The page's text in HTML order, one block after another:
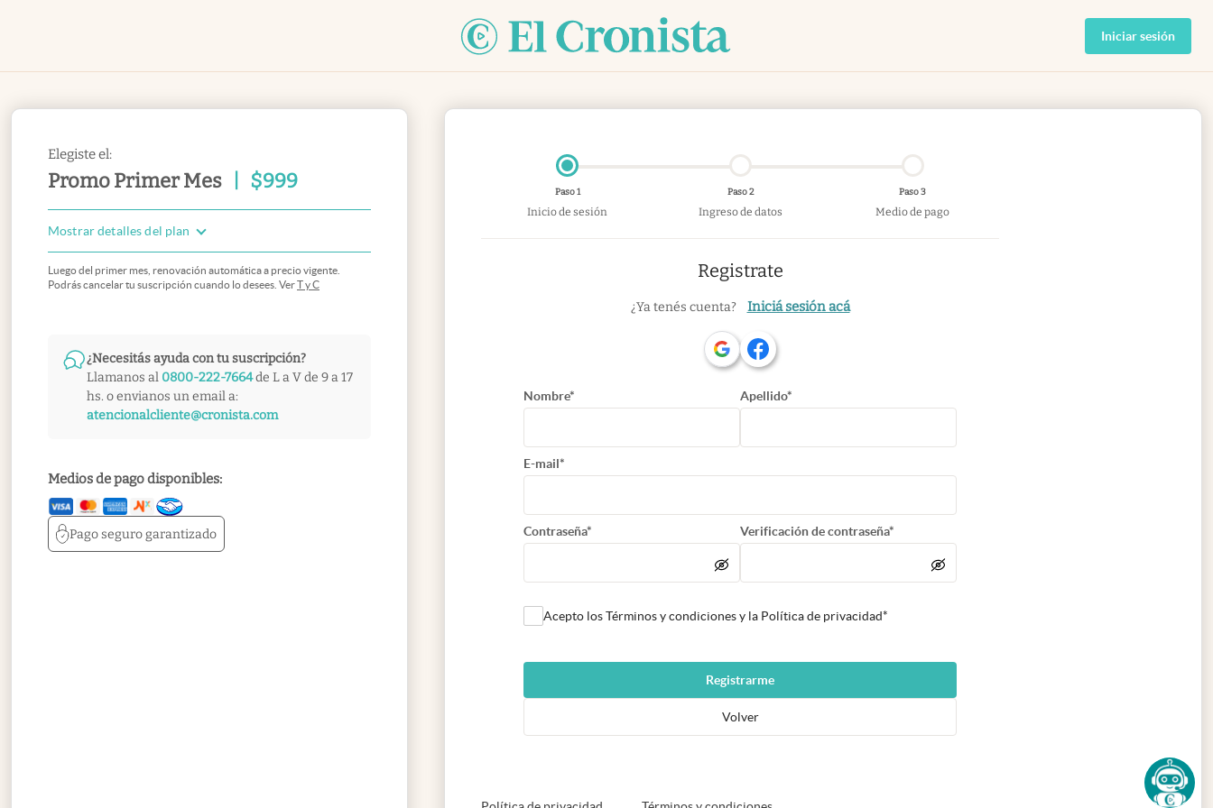
Iniciar sesión
Elegiste el:
Promo Primer Mes $999
Mostrar detalles del plan
Luego del primer mes, renovación automática a precio vigente.
Podrás cancelar tu suscripción cuando lo desees. VerT y C
¿Necesitás ayuda con tu suscripción?
Llamanos al 0800-222-7664de L a V de 9 a 17
hs. o envianos un email a:
atencionalcliente@cronista.com
Medios de pago disponibles:
Pago segurogarantizado
Paso 1
Inicio de sesión
Paso 2
Ingreso de datos
Paso 3
Medio de pago
Registrate
¿Ya tenés cuenta? Iniciá sesión acá
Nombre* Apellido*
E-mail*
Contraseña* Verificación de contraseña*
Acepto los Términos y condiciones y la Política de privacidad*
Registrarme
Volver